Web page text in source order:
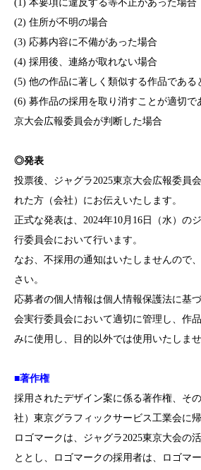
(1) 本要項に違反する等不正があった場合
(2) 住所が不明の場合
(3) 応募内容に不備があった場合
(4) 採用後、連絡が取れない場合
(5) 他の作品に著しく類似する作品である
(6) 募作品の採用を取り消すことが適切で
京大会広報委員会が判断した場合
◎発表
投票後、ジャグラ2025東京大会広報委員
れた方（会社）にお伝えいたします。
正式な発表は、2024年10月16日（水）の
行委員会において行います。
なお、不採用の通知はいたしませんので
さい。
応募者の個人情報は個人情報保護法に基
会実行委員会において適切に管理し、作
みに使用し、目的以外では使用いたしませ
■著作権
採用されたデザイン案に係る著作権、そ
社）東京グラフィックサービス工業会に
ロゴマークは、ジャグラ2025東京大会の
ととし、ロゴマークの採用者は、ロゴマ